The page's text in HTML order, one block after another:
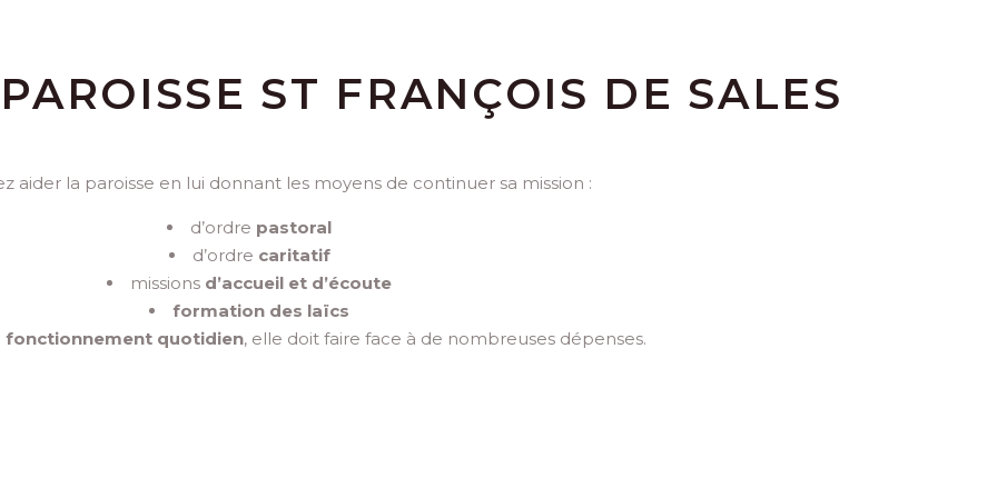
ST FRANÇOIS DE SALES
aider la paroisse en lui donnant les moyens de continuer sa mission :
d’ordre pastoral
d’ordre caritatif
missions d’accueil et d’écoute
formation des laïcs
fonctionnement quotidien, elle doit faire face à de nombreuses dépenses.​